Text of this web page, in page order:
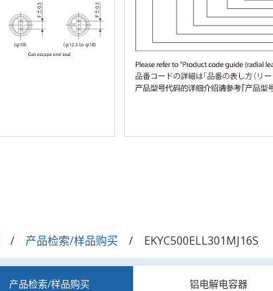
产品检索/样品购买 EKYC500ELL301MJ16S
产品检索/样品购买 铝电解电容器